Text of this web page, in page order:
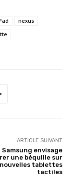
nexus
ARTICLE SUIVANT
Samsung envisage
une béquille sur
nouvelles tablettes
tactiles